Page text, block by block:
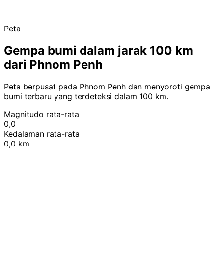
Peta
Gempa bumi dalam jarak 100 km
dari Phnom Penh
Peta berpusat pada Phnom Penh dan menyoroti gempa
bumi terbaru yang terdeteksi dalam 100 km.
Magnitudo rata-rata
0,0
Kedalaman rata-rata
0,0 km